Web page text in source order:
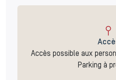
Accès possible aux
Parking à